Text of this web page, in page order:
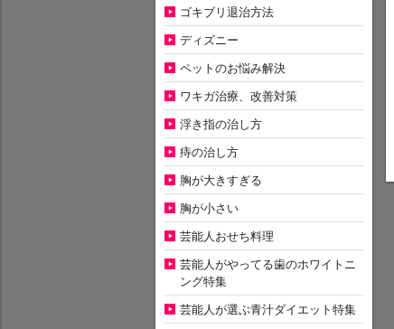
ゴキブリ退治方法
ディズニー
ペットのお悩み解決
ワキガ治療、改善対策
浮き指の治し方
痔の治し方
胸が大きすぎる
胸が小さい
芸能人おせち料理
芸能人がやってる歯のホワイトニ
ング特集
芸能人が選ぶ青汁ダイエット特集